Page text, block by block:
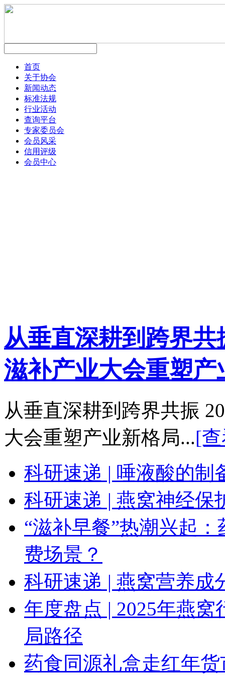
首页
关于协会
新闻动态
标准法规
行业活动
查询平台
专家委员会
会员风采
信用评级
会员中心
从垂直深耕到跨界共
滋补产业大会重塑产
从垂直深耕到跨界共振
大会重塑产业新格局...[
科研速递 | 唾液酸的制
科研速递 | 燕窝神经保
“滋补早餐”热潮兴起
费场景？
科研速递 | 燕窝营养成
年度盘点 | 2025年燕
局路径
药食同源礼盒走红年